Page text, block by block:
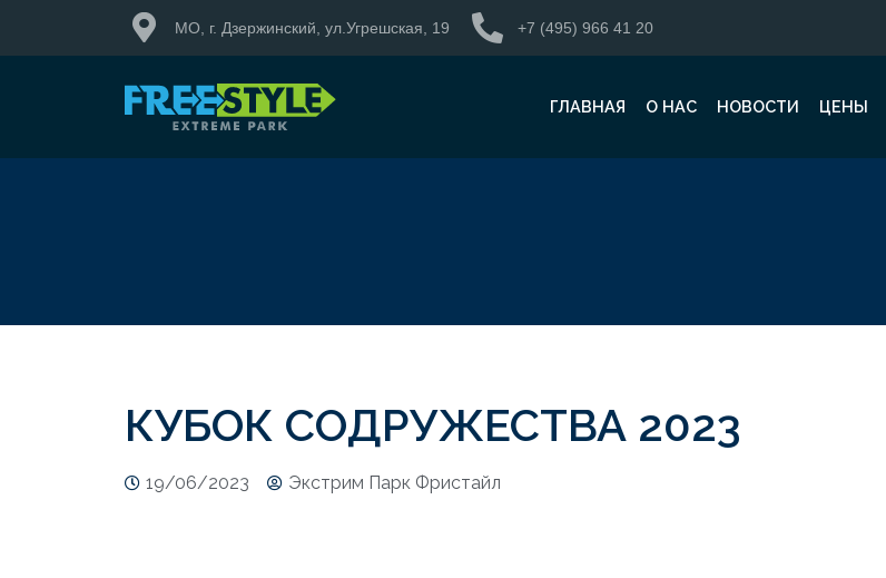
МО, г. Дзержинский, ул.Угрешская, 19 +7 (495) 966 41 20
ГЛАВНАЯ О НАС НОВОСТИ ЦЕНЫ
КУБОК СОДРУЖЕСТВА 2023
19/06/2023 Экстрим Парк Фристайл